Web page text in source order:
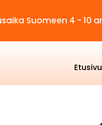
4 - 10 arkipäivää
Etusivu